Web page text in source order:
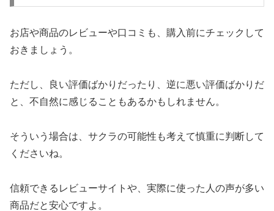
お店や商品のレビューや口コミも、購入前にチェックして
おきましょう。
ただし、良い評価ばかりだったり、逆に悪い評価ばかりだ
と、不自然に感じることもあるかもしれません。
そういう場合は、サクラの可能性も考えて慎重に判断して
くださいね。
信頼できるレビューサイトや、実際に使った人の声が多い
商品だと安心ですよ。